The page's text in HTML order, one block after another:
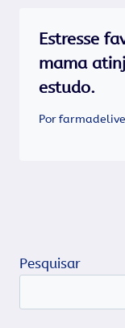
Estresse
mama
estudo.
Por
Pesquisar